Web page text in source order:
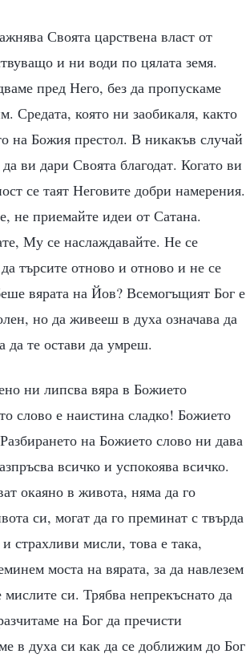
Своята царствена власт от
и ни води по цялата земя.
пред Него, без да пропускаме
Средата, която ни заобикаля, както
на Божия престол. В никакъв случай
ви дари Своята благодат. Когато ви
се таят Неговите добри намерения.
не приемайте идеи от Сатана.
Му се наслаждавайте. Не се
търсите отново и отново и не се
вярата на Йов? Всемогъщият Бог е
но да живееш в духа означава да
да те остави да умреш.
ни липсва вяра в Божието
слово е наистина сладко! Божието
на Божието слово ни дава
всичко и успокоява всичко.
окаяно в живота, няма да го
си, могат да го преминат с твърда
страхливи мисли, това е така,
моста на вярата, за да навлезем
си. Трябва непрекъснато да
на Бог да пречисти
в духа си как да се доближим до Бог